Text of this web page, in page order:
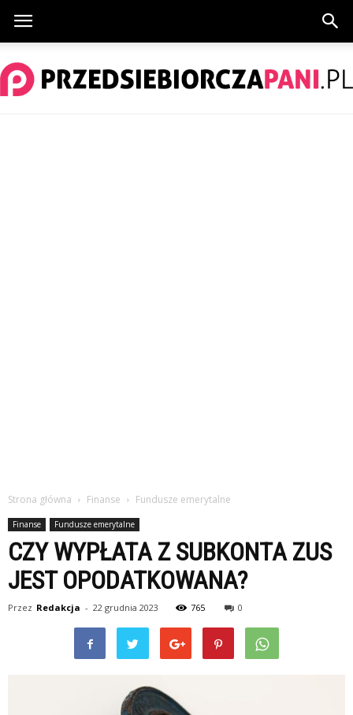
Strona główna Finanse Fundusze emerytalne
Finanse Fundusze emerytalne
CZY WYPŁATA Z SUBKONTA ZUS
JEST OPODATKOWANA?
Przez Redakcja - 22 grudnia 2023 765 0